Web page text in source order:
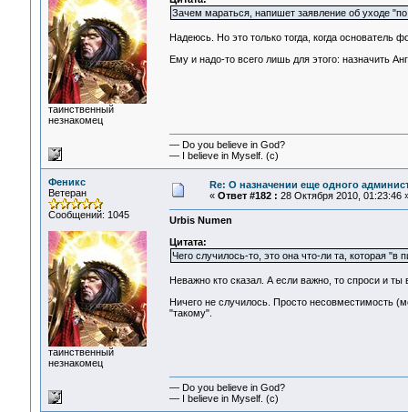
таинственный
незнакомец
Зачем мараться, напишет заявление об уходе
Надеюсь. Но это только тогда, когда основатель
Ему и надо-то всего лишь для этого: назначить
— Do you believe in God?
— I believe in Myself. (c)
Феникс
Ветеран
Сообщений: 1045
таинственный
незнакомец
Re: О назначении еще одного
« Ответ #182 : 28 Октября 2010, 01:23:46
Urbis Numen
Цитата:
Чего случилось-то, это она что-ли та, которая "в
Неважно кто сказал. А если важно, то спроси и
Ничего не случилось. Просто несовместимость
"такому".
— Do you believe in God?
— I believe in Myself. (c)